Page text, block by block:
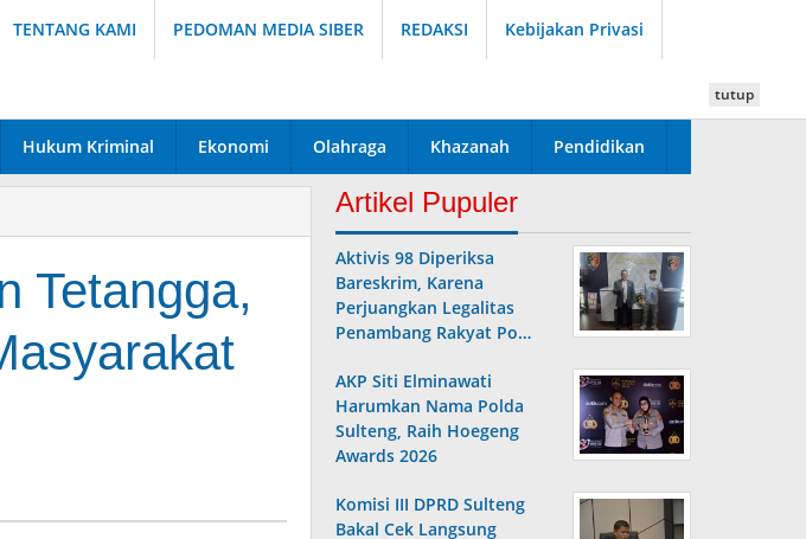
TENTANG KAMI PEDOMAN MEDIA SIBER REDAKSI Kebijakan Privasi
Hukum Kriminal Ekonomi Olahraga Khazanah Pendidikan
tutup
Tetangga,
Artikel Pupuler
Aktivis 98 Diperiksa
Bareskrim, Karena
Perjuangkan Legalitas
Penambang Rakyat Po…
AKP Siti Elminawati
Harumkan Nama Polda
Sulteng, Raih Hoegeng
Awards 2026
Komisi III DPRD Sulteng
Bakal Cek Langsung